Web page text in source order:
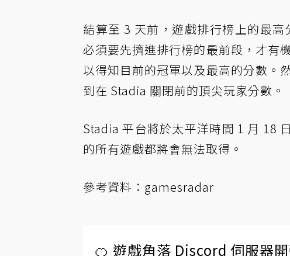
結算至 3 天前，遊戲排行榜上的最
必須要先擠進排行榜的最前段，才有
以得知目前的冠軍以及最高的分數。
到在 Stadia 關閉前的頂尖玩家分數。
Stadia 平台將於太平洋時間 1 月 18
的所有遊戲都將會無法取得。
參考資料： gamesradar
🍊 遊戲角落 Discord 伺服器開